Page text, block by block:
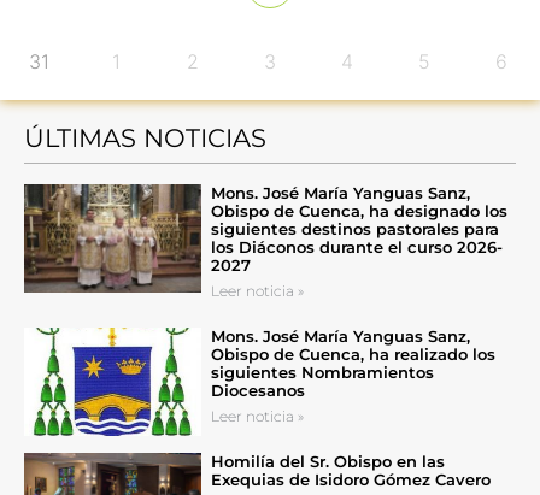
31 1 2 3 4 5 6
ÚLTIMAS NOTICIAS
Mons. José María Yanguas Sanz,
Obispo de Cuenca, ha designado los
siguientes destinos pastorales para
los Diáconos durante el curso 2026-
2027
Leer noticia »
Mons. José María Yanguas Sanz,
Obispo de Cuenca, ha realizado los
siguientes Nombramientos
Diocesanos
Leer noticia »
Homilía del Sr. Obispo en las
Exequias de Isidoro Gómez Cavero